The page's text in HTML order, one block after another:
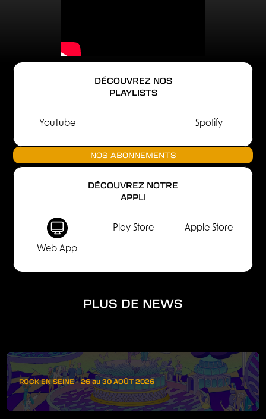
DÉCOUVREZ NOS
PLAYLISTS
YouTube Spotify
NOS ABONNEMENTS
DÉCOUVREZ NOTRE
APPLI
Web App
Play Store Apple Store
PLUS DE NEWS
ROCK EN SEINE - 26 au 30 AOÛT 2026